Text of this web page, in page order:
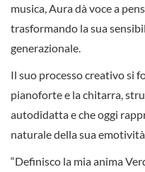
musica, Aura dà voce a
trasformando la sua
generazionale.
Il suo processo creativo si
pianoforte e la chitarra,
autodidatta e che oggi
naturale della sua emotività.
“Definisco la mia anima